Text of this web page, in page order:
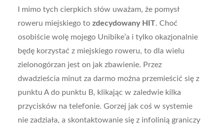
I mimo tych cierpkich słów uważam, że pomysł
roweru miejskiego to zdecydowany HIT. Choć
osobiście wolę mojego Unibike’a i tylko okazjonalnie
będę korzystać z miejskiego roweru, to dla wielu
zielonogórzan jest on jak zbawienie. Przez
dwadzieścia minut za darmo można przemieścić się z
punktu A do punktu B, klikając w zaledwie kilka
przycisków na telefonie. Gorzej jak coś w systemie
nie zadziała, a skontaktowanie się z infolinią graniczy